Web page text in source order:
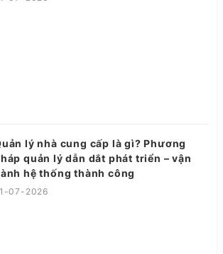
lý nhà cung cấp là gì? Phương
quản lý dẫn dắt phát triển – vận
hệ thống thành công
07-2026